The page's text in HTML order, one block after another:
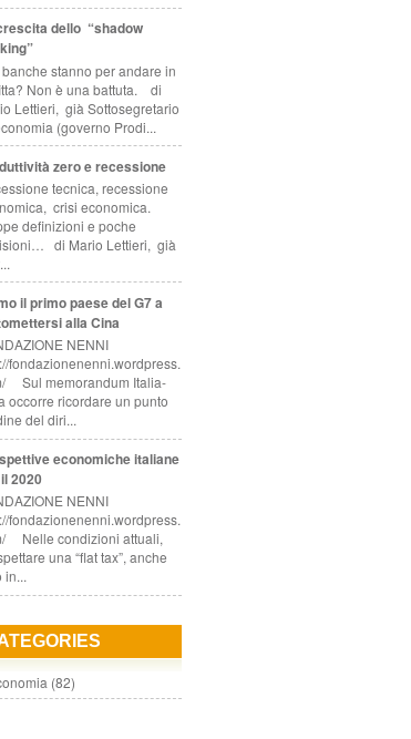
per introdurre le quote rosa nei Cda delle aziende
abbastanza possibili consigliere qualificate per gli
carte in regola per assumere il comando, ma che
della specifica normativa in materia di
dell'Europa dalla crisi passa per una maggiore
possono più rinunciare ai talenti femminili, ne va
dello “shadow
banche stanno per andare in
Non è una battuta. di
Lettieri, già Sottosegretario
(governo Prodi...
zero e recessione
tecnica, recessione
crisi economica.
definizioni e poche
di Mario Lettieri, già
il primo paese del G7 a
alla Cina
NENNI
fondazionenenni.wordpress.
Sul memorandum Italia-
occorre ricordare un punto
del diri...
economiche italiane
2020
NENNI
fondazionenenni.wordpress.
Nelle condizioni attuali,
una “flat tax”, anche
in...
(82)